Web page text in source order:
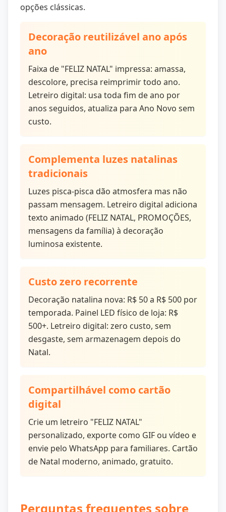
opções clássicas.
Decoração reutilizável ano após
ano
Faixa de "FELIZ NATAL" impressa: amassa,
descolore, precisa reimprimir todo ano.
Letreiro digital: usa toda fim de ano por
anos seguidos, atualiza para Ano Novo sem
custo.
Complementa luzes natalinas
tradicionais
Luzes pisca-pisca dão atmosfera mas não
passam mensagem. Letreiro digital adiciona
texto animado (FELIZ NATAL, PROMOÇÕES,
mensagens da família) à decoração
luminosa existente.
Custo zero recorrente
Decoração natalina nova: R$ 50 a R$ 500 por
temporada. Painel LED físico de loja: R$
500+. Letreiro digital: zero custo, sem
desgaste, sem armazenagem depois do
Natal.
Compartilhável como cartão
digital
Crie um letreiro "FELIZ NATAL"
personalizado, exporte como GIF ou vídeo e
envie pelo WhatsApp para familiares. Cartão
de Natal moderno, animado, gratuito.
Perguntas frequentes sobre